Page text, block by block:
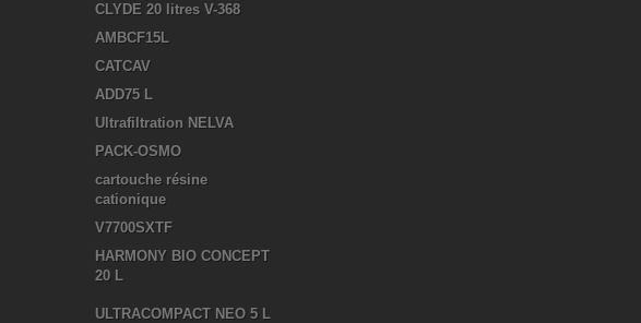
CLYDE 20 litres V-368
AMBCF15L
CATCAV
ADD75 L
Ultrafiltration NELVA
PACK-OSMO
cartouche résine
cationique
V7700SXTF
HARMONY BIO CONCEPT
20 L
ULTRACOMPACT NEO 5 L